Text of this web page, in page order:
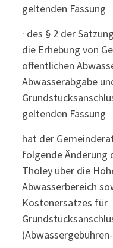
geltenden Fassung
· des § 2 der
die Erhebung von
öffentlichen
Abwasserabgabe
geltenden Fassung
hat der
folgende Änderung
Tholey über die
Abwasserbereich
Kostenersatzes für